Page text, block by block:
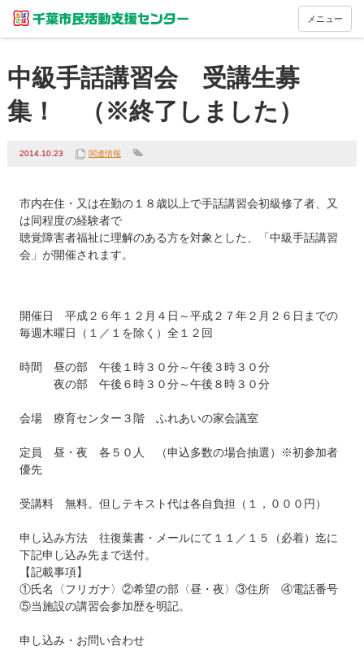
メニュー
中級手話講習会 受講生募
集！ （※終了しました）
2014.10.23 関連情報
市内在住・又は在勤の１８歳以上で手話講習会初級修了者、又
は同程度の経験者で
聴覚障害者福祉に理解のある方を対象とした、「中級手話講習
会」が開催されます。
開催日　平成２６年１２月４日～平成２７年２月２６日までの
毎週木曜日（１／１を除く）全１２回
時間　昼の部　午後１時３０分～午後３時３０分
夜の部　午後６時３０分～午後８時３０分
会場　療育センター３階　ふれあいの家会議室
定員　昼・夜　各５０人　（申込多数の場合抽選）※初参加者
優先
受講料　無料。但しテキスト代は各自負担（１，０００円）
申し込み方法　往復葉書・メールにて１１／１５（必着）迄に
下記申し込み先まで送付。
【記載事項】
①氏名〈フリガナ〉②希望の部〈昼・夜〉③住所　④電話番号
⑤当施設の講習会参加歴を明記。
申し込み・お問い合わせ